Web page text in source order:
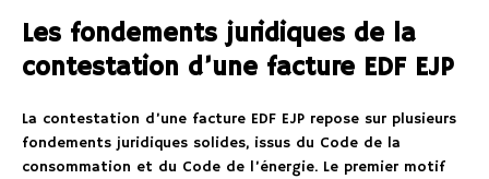
Les fondements juridiques de la
contestation d’une facture EDF EJP
La contestation d’une facture EDF EJP repose sur plusieurs
fondements juridiques solides, issus du Code de la
consommation et du Code de l’énergie. Le premier motif